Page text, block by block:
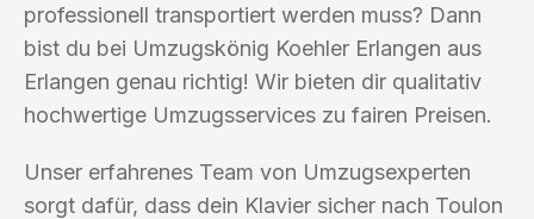
professionell transportiert werden muss? Dann
bist du bei Umzugskönig Koehler Erlangen aus
Erlangen genau richtig! Wir bieten dir qualitativ
hochwertige Umzugsservices zu fairen Preisen.
Unser erfahrenes Team von Umzugsexperten
sorgt dafür, dass dein Klavier sicher nach Toulon